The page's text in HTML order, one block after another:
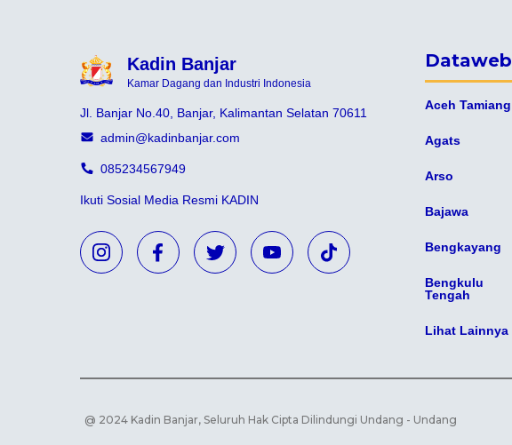
Kadin Banjar
Kamar Dagang dan Industri Indonesia
Jl. Banjar No.40, Banjar, Kalimantan Selatan 70611
admin@kadinbanjar.com
085234567949
Ikuti Sosial Media Resmi KADIN
Dataweb
Aceh Tamiang
Agats
Arso
Bajawa
Bengkayang
Bengkulu
Tengah
Lihat Lainnya
@ 2024 Kadin Banjar, Seluruh Hak Cipta Dilindungi Undang - Undang